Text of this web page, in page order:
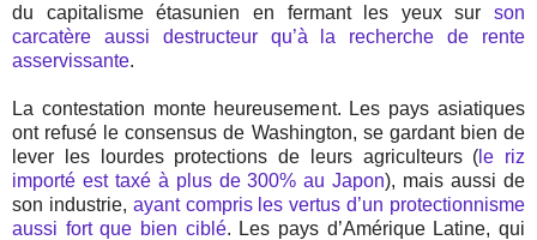
du capitalisme étasunien en fermant les yeux sur son
carcatère aussi destructeur qu’à la recherche de rente
asservissante.
La contestation monte heureusement. Les pays asiatiques
ont refusé le consensus de Washington, se gardant bien de
lever les lourdes protections de leurs agriculteurs ( le riz
importé est taxé à plus de 300% au Japon), mais aussi de
son industrie, ayant compris les vertus d’un protectionnisme
aussi fort que bien ciblé. Les pays d’Amérique Latine, qui